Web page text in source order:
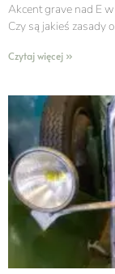
Akcent grave nad E
Czy są jakieś zasady
Czytaj więcej »